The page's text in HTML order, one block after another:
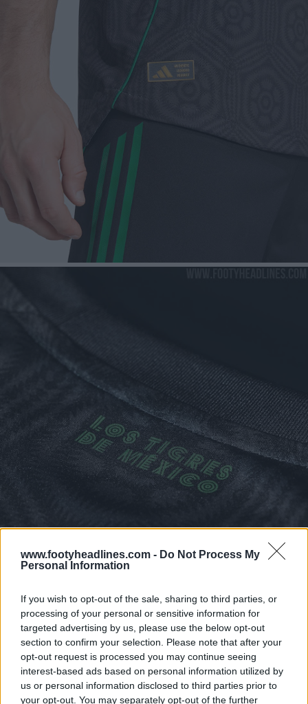
www.footyheadlines.com - Do Not Process My
Personal Information
If you wish to opt-out of the sale, sharing to third parties, or
processing of your personal or sensitive information for
targeted advertising by us, please use the below opt-out
section to confirm your selection. Please note that after your
opt-out request is processed you may continue seeing
interest-based ads based on personal information utilized by
us or personal information disclosed to third parties prior to
your opt-out. You may separately opt-out of the further